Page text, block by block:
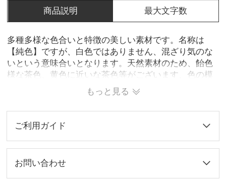
商品説明 最大文字数
多種多様な色合いと特徴の美しい素材です。名称は
【純色】ですが、白色ではありません、混ざり気のな
いという意味合いとなります。天然素材のため、飴色
様な茶色、黄色に近いな茶色等がございます、色の模
様が少ないものが貴重とされます。見た目の美しさや
高級感から黒水牛と並んで人気が高く、印鑑としての
耐久性や押印性に特に優れています。現在では主にオ
ーストラリア産の水牛を提供しております。※当商品
では、色模様の理由の返品交換ではお承ておりませ
もっと見る
ご利用ガイド
お問い合わせ